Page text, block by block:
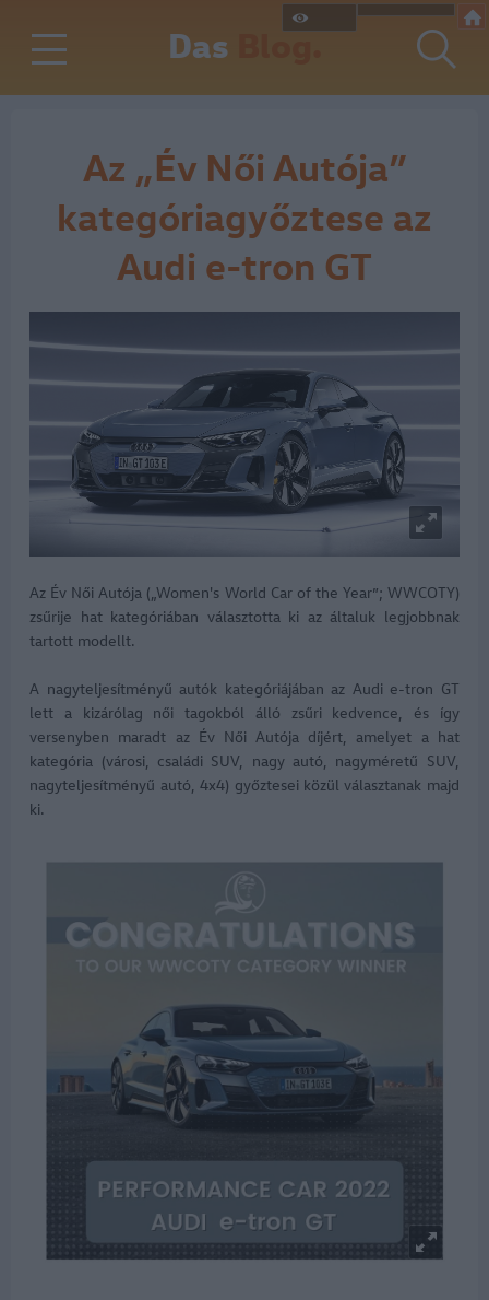
Das Blog.
Az „Év Női Autója”
kategóriagyőztese az
Audi e-tron GT
Az Év Női Autója („Women's World Car of the Year”; WWCOTY)
zsűrije hat kategóriában választotta ki az általuk legjobbnak
tartott modellt.
A nagyteljesítményű autók kategóriájában az Audi e-tron GT
lett a kizárólag női tagokból álló zsűri kedvence, és így
versenyben maradt az Év Női Autója díjért, amelyet a hat
kategória (városi, családi SUV, nagy autó, nagyméretű SUV,
nagyteljesítményű autó, 4x4) győztesei közül választanak majd
ki.